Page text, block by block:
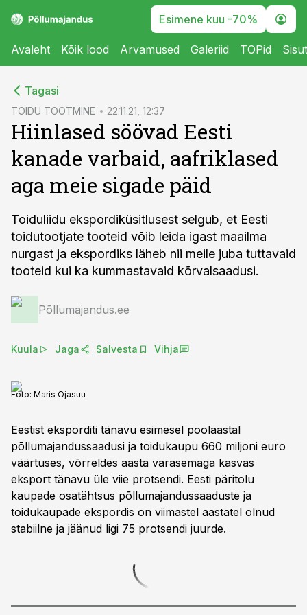
Esimene kuu -70%
Avaleht Kõik lood Arvamused Galeriid TOPid
Tagasi
TOIDU TOOTMINE 22.11.21, 12:37
Hiinlased söövad Eesti
kanade varbaid, aafriklased
aga meie sigade päid
Toiduliidu ekspordiküsitlusest selgub, et Eesti
toidutootjate tooteid võib leida igast maailma
nurgast ja ekspordiks läheb nii meile juba tuttavaid
tooteid kui ka kummastavaid kõrvalsaadusi.
Põllumajandus.ee
Kuula Jaga Salvesta Vihja
Foto: Maris Ojasuu
Eestist eksporditi tänavu esimesel poolaastal
põllumajandussaadusi ja toidukaupu 660 miljoni euro
väärtuses, võrreldes aasta varasemaga kasvas
eksport tänavu üle viie protsendi. Eesti päritolu
kaupade osatähtsus põllumajandussaaduste ja
toidukaupade ekspordis on viimastel aastatel olnud
stabiilne ja jäänud ligi 75 protsendi juurde.